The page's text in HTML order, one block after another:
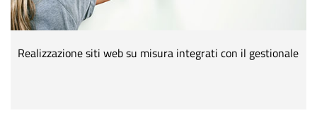
Realizzazione siti web su misura integrati con il gestionale